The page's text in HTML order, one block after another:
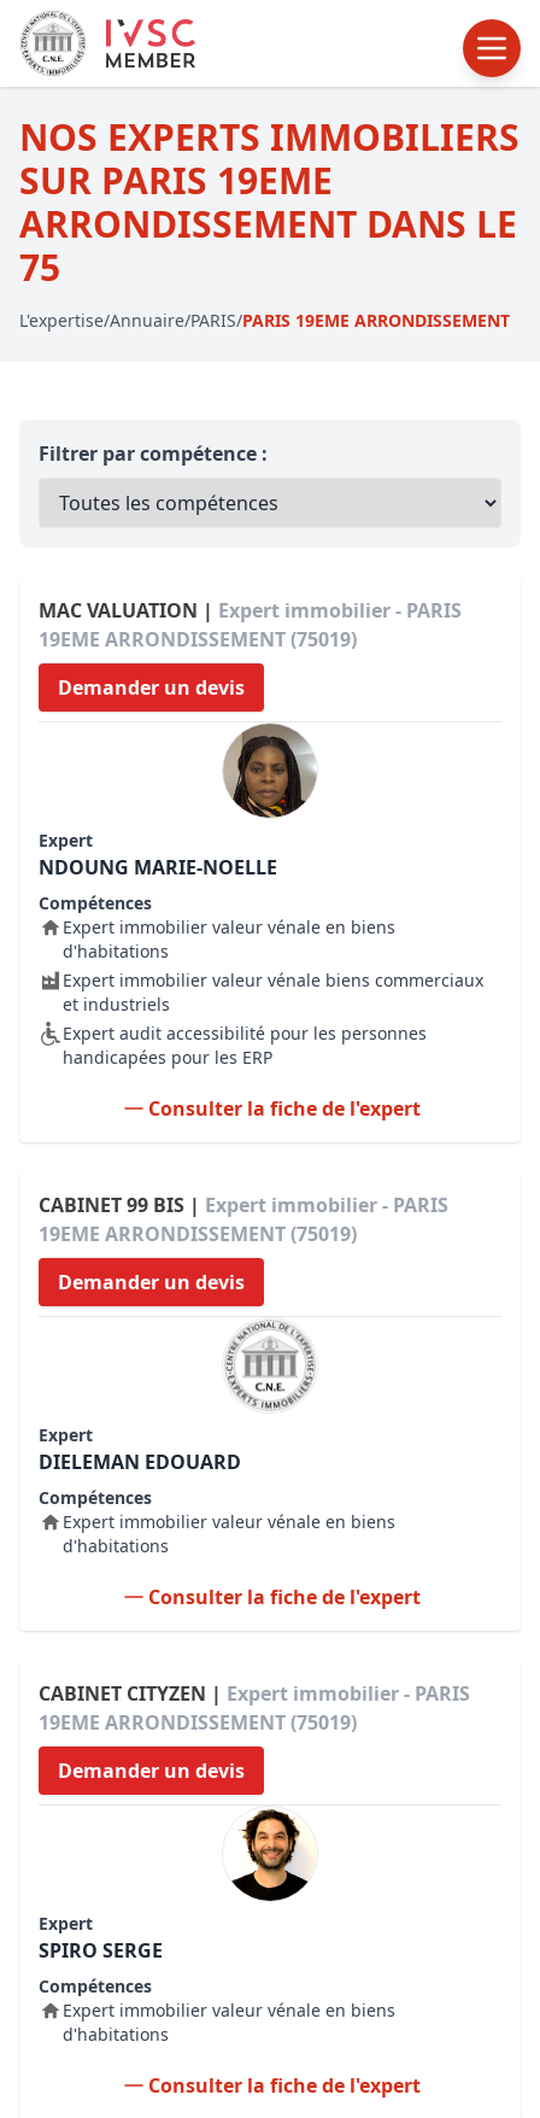
NOS EXPERTS IMMOBILIERS
SUR PARIS 19EME
ARRONDISSEMENT DANS LE
75
L'expertise/Annuaire/PARIS/PARIS 19EME ARRONDISSEMENT
Filtrer par compétence :
MAC VALUATION | Expert immobilier - PARIS
19EME ARRONDISSEMENT (75019)
Demander un devis
Expert
NDOUNG MARIE-NOELLE
Compétences
Expert immobilier valeur vénale en biens
d'habitations
Expert immobilier valeur vénale biens commerciaux
et industriels
Expert audit accessibilité pour les personnes
handicapées pour les ERP
Consulter la fiche de l'expert
CABINET 99 BIS | Expert immobilier - PARIS
19EME ARRONDISSEMENT (75019)
Demander un devis
Expert
DIELEMAN EDOUARD
Compétences
Expert immobilier valeur vénale en biens
d'habitations
Consulter la fiche de l'expert
CABINET CITYZEN | Expert immobilier - PARIS
19EME ARRONDISSEMENT (75019)
Demander un devis
Expert
SPIRO SERGE
Compétences
Expert immobilier valeur vénale en biens
d'habitations
Consulter la fiche de l'expert